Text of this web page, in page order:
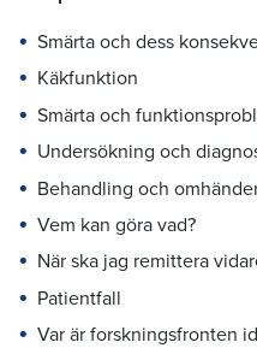
Smärta och dess
Käkfunktion
Smärta och
Undersökning och
Behandling och
Vem kan göra vad?
När ska jag remittera
Patientfall
Var är forskningsfronten